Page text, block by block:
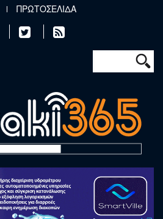
περιεχόμενο
ΠΡΩΤΟΣΕΛΙΔΑ
Φόρμα
Αναζήτηση